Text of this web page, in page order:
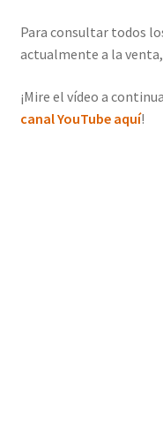
Para consultar todos
actualmente a la venta,
¡Mire el vídeo a
canal YouTube aquí!